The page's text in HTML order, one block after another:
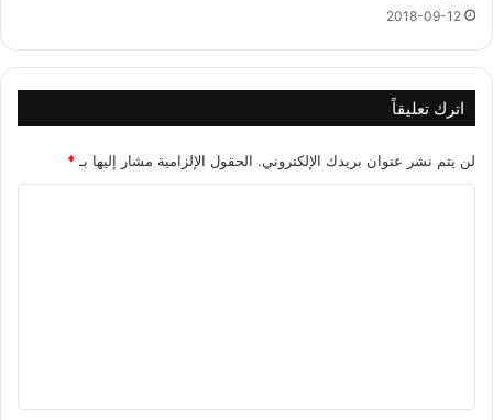
2018-09-12
اترك تعليقاً
لن يتم نشر عنوان بريدك الإلكتروني. الحقول الإلزامية مشار إليها بـ *